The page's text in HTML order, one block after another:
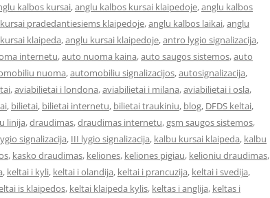
kalbos kursai,anglu kalbos kursai klaipedoje,anglu kalbos
pradedantiesiems klaipedoje,anglu kalbos laikai,anglu
klaipeda,anglu kursai klaipedoje,antro lygio signalizacija,
internetu,auto nuoma kaina,auto saugos sistemos,auto
nuoma,automobiliu signalizacijos,autosignalizacija,
,aviabilietai i londona,aviabilietai i milana,aviabilietai i osla,
, bilietai, bilietai internetu, bilietai traukiniu, blog, DFDS keltai,
linija,draudimas,draudimas internetu,gsm saugos sistemos,
signalizacija, III lygio signalizacija, kalbu kursai klaipeda, kalbu
, kasko draudimas, keliones, keliones pigiau, kelioniu draudimas,
, keltai i kyli, keltai i olandija, keltai i prancuzija, keltai i svedija,
is klaipedos, keltai klaipeda kylis, keltas i anglija, keltas i